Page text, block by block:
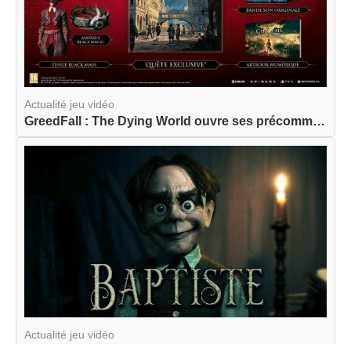
Actualité jeu vidéo
GreedFall : The Dying World ouvre ses précommand...
Actualité jeu vidéo